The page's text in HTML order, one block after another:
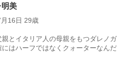
美
16日 29歳
とイタリア人の母親をもつダレノガ
はハーフではなくクォーターなんだ